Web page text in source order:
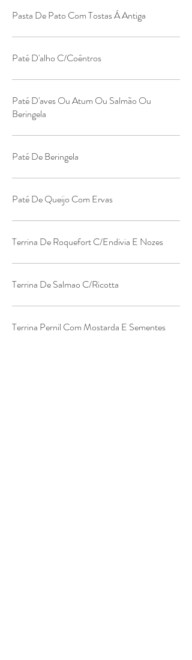
Pasta De Pato Com Tostas Á Antiga
Paté D'alho C/Coêntros
Paté D'aves Ou Atum Ou Salmão Ou
Beringela
Paté De Beringela
Paté De Queijo Com Ervas
Terrina De Roquefort C/Endivia E Nozes
Terrina De Salmao C/Ricotta
Terrina Pernil Com Mostarda E Sementes